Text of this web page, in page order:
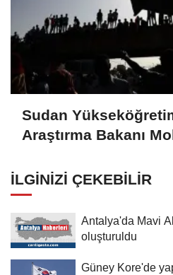
Sudan
Araştırma Bakanı
İLGINIZI ÇEKEBILIR
Antalya'da Mavi
oluşturuldu
Güney Kore'de